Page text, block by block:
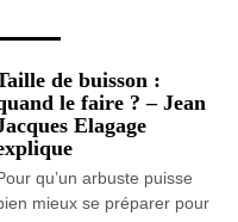
de buisson :
le faire ? – Jean
Elagage
qu’un arbuste puisse
mieux se préparer pour